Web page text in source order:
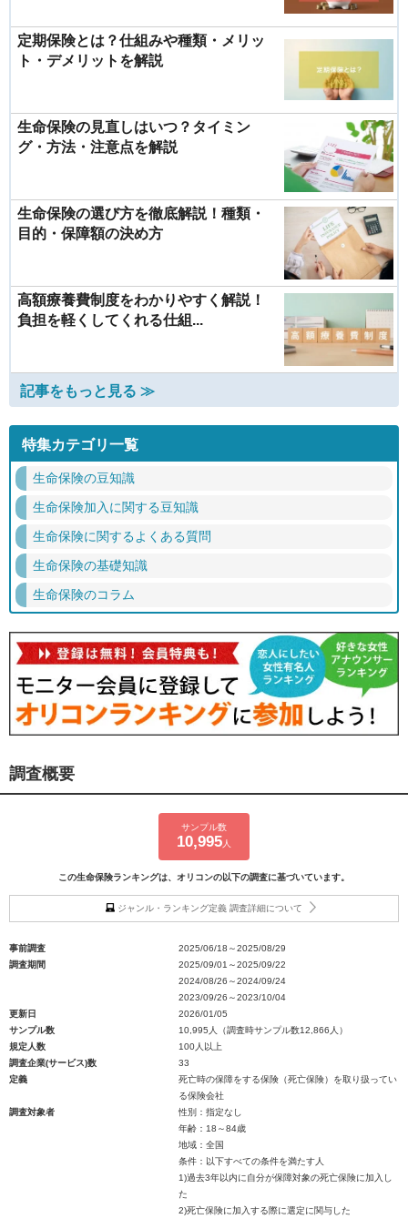
定期保険とは？仕組みや種類・メリッ
ト・デメリットを解説
生命保険の見直しはいつ？タイミン
グ・方法・注意点を解説
生命保険の選び方を徹底解説！種類・
目的・保障額の決め方
高額療養費制度をわかりやすく解説！
負担を軽くしてくれる仕組...
記事をもっと見る ≫
特集カテゴリ一覧
生命保険の豆知識
生命保険加入に関する豆知識
生命保険に関するよくある質問
生命保険の基礎知識
生命保険のコラム
調査概要
サンプル数
10,995 人
この生命保険ランキングは、オリコンの以下の調査に基づいています。
ジャンル・ランキング定義 調査詳細について
事前調査
2025/06/18～2025/08/29
調査期間
2025/09/01～2025/09/22
2024/08/26～2024/09/24
2023/09/26～2023/10/04
更新日
2026/01/05
サンプル数
10,995人（調査時サンプル数12,866人）
規定人数
100人以上
調査企業(サービス)数
33
定義
死亡時の保障をする保険（死亡保険）を取り扱ってい
る保険会社
調査対象者
性別：指定なし
年齢：18～84歳
地域：全国
条件：以下すべての条件を満たす人
1)過去3年以内に自分が保障対象の死亡保険に加入し
た
2)死亡保険に加入する際に選定に関与した